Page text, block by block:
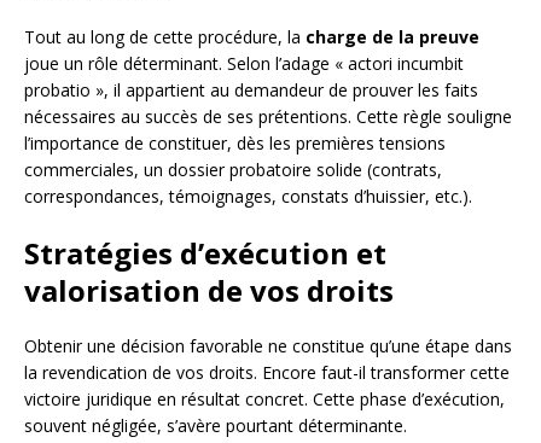
Tout au long de cette procédure, la charge de la preuve
joue un rôle déterminant. Selon l’adage « actori incumbit
probatio », il appartient au demandeur de prouver les faits
nécessaires au succès de ses prétentions. Cette règle souligne
l’importance de constituer, dès les premières tensions
commerciales, un dossier probatoire solide (contrats,
correspondances, témoignages, constats d’huissier, etc.).
Stratégies d’exécution et
valorisation de vos droits
Obtenir une décision favorable ne constitue qu’une étape dans
la revendication de vos droits. Encore faut-il transformer cette
victoire juridique en résultat concret. Cette phase d’exécution,
souvent négligée, s’avère pourtant déterminante.